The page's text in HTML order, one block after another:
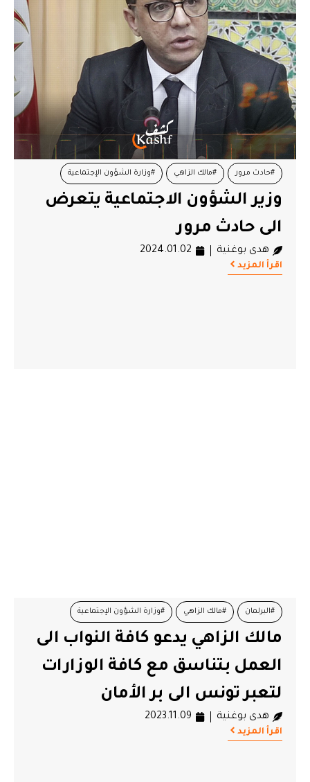
#حادث مرور #مالك الزاهي #وزارة الشؤون الإجتماعية
وزير الشؤون الاجتماعية يتعرض
الى حادث مرور
هدى بوغنية 2024.01.02
اقرأ المزيد
#البرلمان #مالك الزاهي #وزارة الشؤون الإجتماعية
مالك الزاهي يدعو كافة النواب الى
العمل بتناسق مع كافة الوزارات
لتعبر تونس الى بر الأمان
هدى بوغنية 2023.11.09
اقرأ المزيد